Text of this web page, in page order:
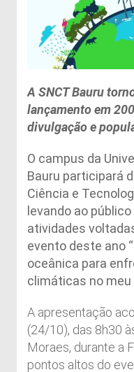
A SNCT Bauru
lançamento em
divulgação e
O campus da
Bauru participará
Ciência e
levando ao
atividades
evento deste ano
oceânica para
climáticas no meu
A apresentação
(24/10), das 8h30
Moraes, durante a
pontos altos do